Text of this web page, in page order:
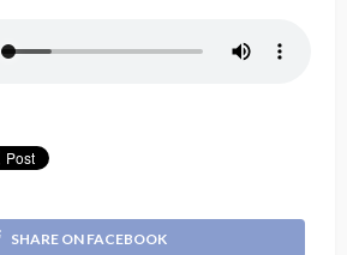
SHARE ON FACEBOOK